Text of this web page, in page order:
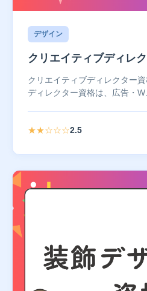
デザイン
クリエイティブディレ
クリエイティブディレクター
ディレクター資格は、広告・
★★☆☆☆2.5